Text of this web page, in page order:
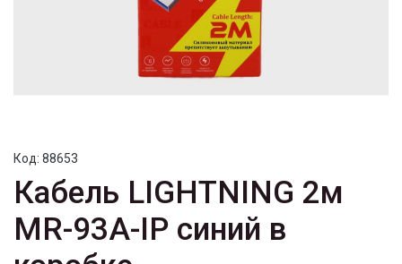
Код: 88653
Кабель LIGHTNING 2м
MR-93A-IP синий в